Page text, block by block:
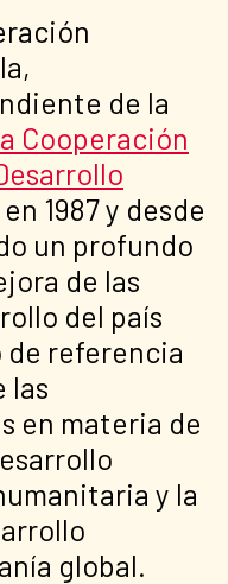
de la
Cooperación
1987 y desde
un profundo
de las
del país
referencia
las
en materia de
y la
global.